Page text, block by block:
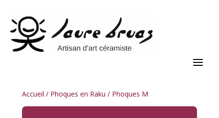
Accueil / Phoques en Raku / Phoques M